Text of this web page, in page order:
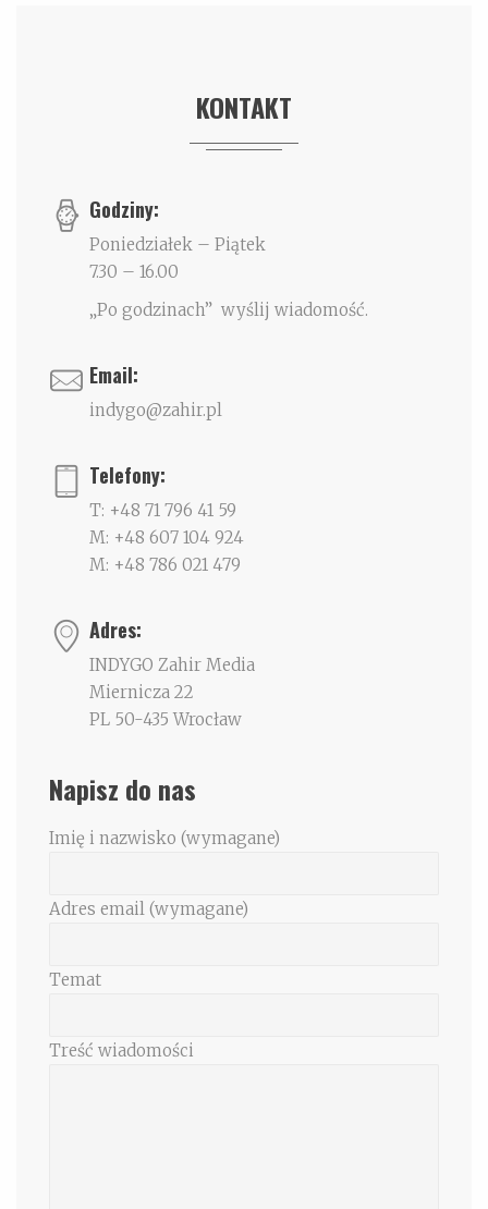
KONTAKT
Godziny:
Poniedziałek – Piątek
7.30 – 16.00
„Po godzinach” wyślij wiadomość.
Email:
indygo@zahir.pl
Telefony:
T: +48 71 796 41 59
M: +48 607 104 924
M: +48 786 021 479
Adres:
INDYGO Zahir Media
Miernicza 22
PL 50-435 Wrocław
Napisz do nas
Imię i nazwisko (wymagane)
Adres email (wymagane)
Temat
Treść wiadomości